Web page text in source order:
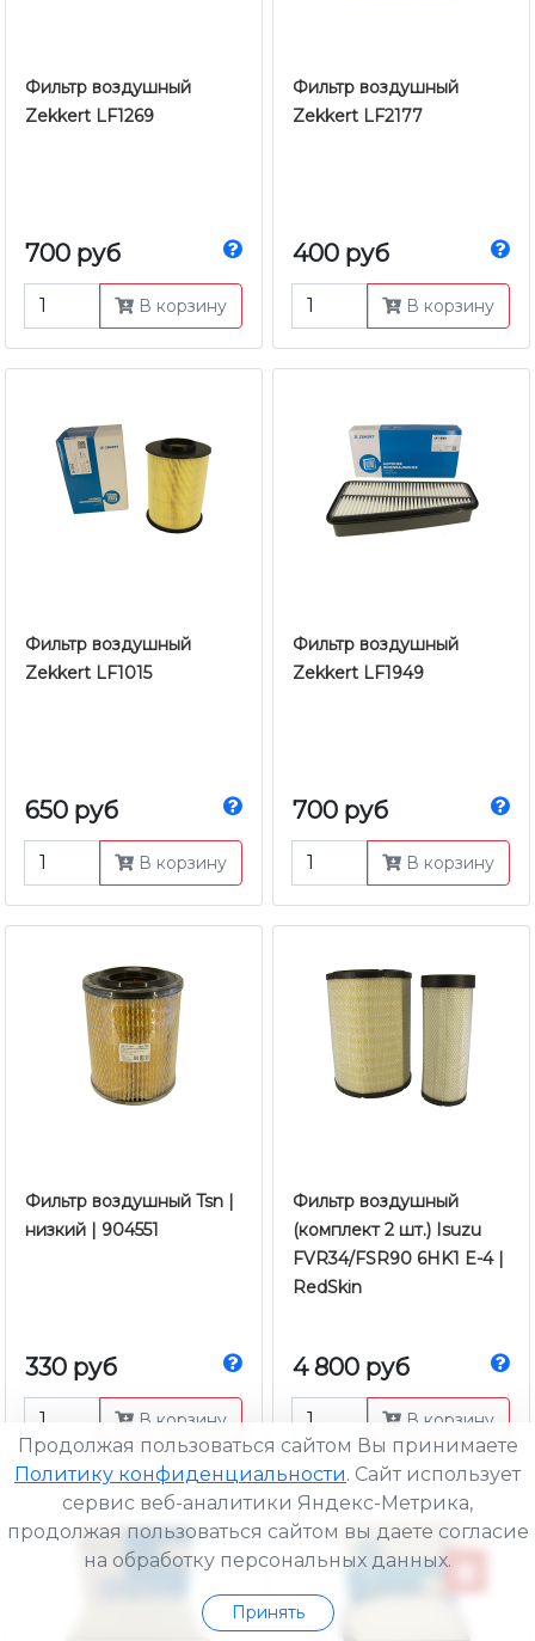
Фильтр воздушный
Zekkert LF1269
700 руб
В корзину
Фильтр воздушный
Zekkert LF2177
400 руб
В корзину
Фильтр воздушный
Zekkert LF1015
650 руб
В корзину
Фильтр воздушный
Zekkert LF1949
700 руб
В корзину
Фильтр воздушный Tsn |
низкий | 904551
330 руб
В корзину
Фильтр воздушный
(комплект 2 шт.) Isuzu
FVR34/FSR90 6HK1 E-4 |
RedSkin
4 800 руб
В корзину
Продолжая пользоваться сайтом Вы принимаете
Политику конфиденциальности. Сайт использует
сервис веб-аналитики Яндекс-Метрика,
продолжая пользоваться сайтом вы даете согласие
на обработку персональных данных.
Принять